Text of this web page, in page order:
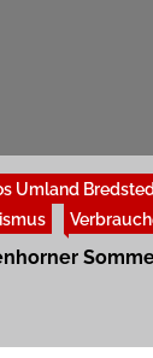
Umland